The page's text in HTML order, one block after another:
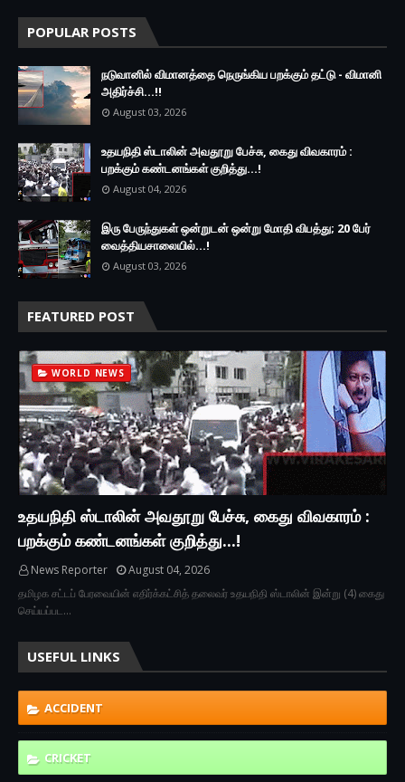
POPULAR POSTS
நடுவானில் விமானத்தை நெருங்கிய பறக்கும் தட்டு - விமானி
அதிர்ச்சி...!!
August 03, 2026
உதயநிதி ஸ்டாலின் அவதூறு பேச்சு, கைது விவகாரம் :
பறக்கும் கண்டனங்கள் குறித்து...!
August 04, 2026
இரு ப‍ேருந்துகள் ஒன்றுடன் ஒன்று மோதி விபத்து; 20 பேர்
வைத்தியசாலையில்...!
August 03, 2026
FEATURED POST
WORLD NEWS
உதயநிதி ஸ்டாலின் அவதூறு பேச்சு, கைது விவகாரம் :
பறக்கும் கண்டனங்கள் குறித்து...!
News Reporter
August 04, 2026
தமிழக சட்டப் பேரவையின் எதிர்க்கட்சித் தலைவர் உதயநிதி ஸ்டாலின் இன்று (4) கைது
செய்யப்பட…
USEFUL LINKS
ACCIDENT
CRICKET